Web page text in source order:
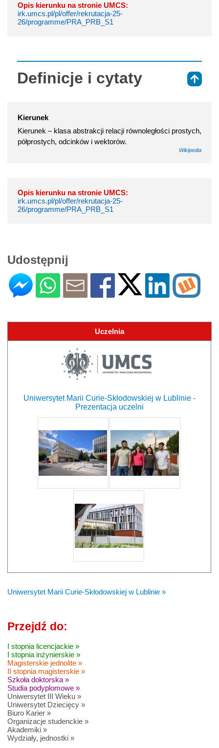
Opis kierunku na stronie UMCS:
irk.umcs.pl/pl/offer/rekrutacja-25-
26/programme/PRA_PRB_S1
Definicje i cytaty
Kierunek
Kierunek – klasa abstrakcji relacji równoległości prostych,
półprostych, odcinków i wektorów.
Wikipedia
Opis kierunku na stronie UMCS:
irk.umcs.pl/pl/offer/rekrutacja-25-
26/programme/PRA_PRB_S1
Udostępnij
Uczelnia
Uniwersytet Marii Curie-Skłodowskiej w Lublinie -
Prezentacja uczelni
Uniwersytet Marii Curie-Skłodowskiej w Lublinie »
Przejdź do:
I stopnia licencjackie »
I stopnia inżynierskie »
Magisterskie jednolite »
II stopnia magisterskie »
Szkoła doktorska »
Studia podyplomowe »
Uniwersytet III Wieku »
Uniwersytet Dziecięcy »
Biuro Karier »
Organizacje studenckie »
Akademiki »
Wydziały, jednostki »